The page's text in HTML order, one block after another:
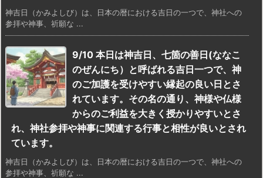
神吉日（かみよしび）は、日本の暦における吉日の一つで、神社への
参拝や神事、祈願な ...
9/10 本日は神吉日、七箇の善日(ななこ
のぜんにち）と呼ばれる吉日一つで、神
のご加護を受けやすい縁起の良い日とさ
れています。その名の通り、神様や仏様
からのご利益を大きく授かりやすいとさ
れ、神社参拝や神事に関連する行事と相性が良いとされ
ています。
神吉日（かみよしび）は、日本の暦における吉日の一つで、神社への
参拝や神事、祈願な ...